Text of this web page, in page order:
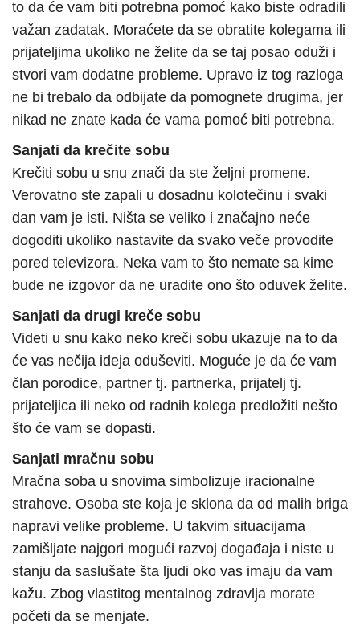
to da će vam biti potrebna pomoć kako biste odradili
važan zadatak. Moraćete da se obratite kolegama ili
prijateljima ukoliko ne želite da se taj posao oduži i
stvori vam dodatne probleme. Upravo iz tog razloga
ne bi trebalo da odbijate da pomognete drugima, jer
nikad ne znate kada će vama pomoć biti potrebna.
Sanjati da krečite sobu
Krečiti sobu u snu znači da ste željni promene.
Verovatno ste zapali u dosadnu kolotečinu i svaki
dan vam je isti. Ništa se veliko i značajno neće
dogoditi ukoliko nastavite da svako veče provodite
pored televizora. Neka vam to što nemate sa kime
bude ne izgovor da ne uradite ono što oduvek želite.
Sanjati da drugi kreče sobu
Videti u snu kako neko kreči sobu ukazuje na to da
će vas nečija ideja oduševiti. Moguće je da će vam
član porodice, partner tj. partnerka, prijatelj tj.
prijateljica ili neko od radnih kolega predložiti nešto
što će vam se dopasti.
Sanjati mračnu sobu
Mračna soba u snovima simbolizuje iracionalne
strahove. Osoba ste koja je sklona da od malih briga
napravi velike probleme. U takvim situacijama
zamišljate najgori mogući razvoj događaja i niste u
stanju da saslušate šta ljudi oko vas imaju da vam
kažu. Zbog vlastitog mentalnog zdravlja morate
početi da se menjate.